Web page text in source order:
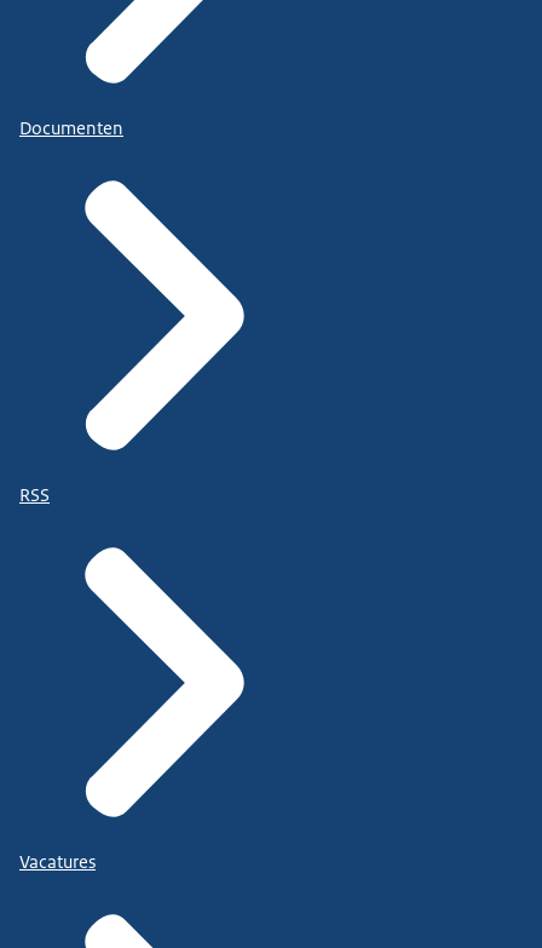
Documenten
RSS
Vacatures